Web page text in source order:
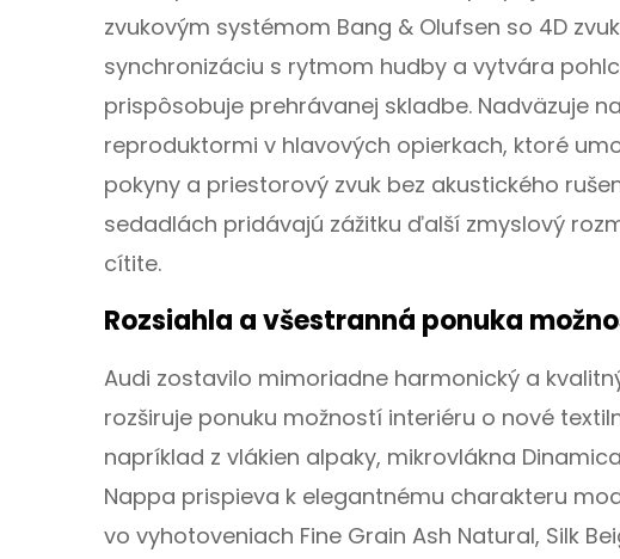
zvukovým systémom Bang & Olufsen so 4D
synchronizáciu s rytmom hudby a vytvára
prispôsobuje prehrávanej skladbe. Nadväzuje
reproduktormi v hlavových opierkach, ktoré
pokyny a priestorový zvuk bez akustického
sedadlách pridávajú zážitku ďalší zmyslový
cítite.
Rozsiahla a všestranná ponuka
Audi zostavilo mimoriadne harmonický a
rozširuje ponuku možností interiéru o nové
napríklad z vlákien alpaky, mikrovlákna
Nappa prispieva k elegantnému charakteru
vo vyhotoveniach Fine Grain Ash Natural, Silk